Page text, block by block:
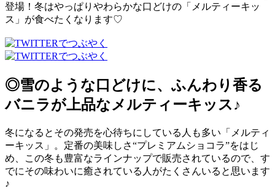
登場！冬はやっぱりやわらかな口どけの「メルティーキッ
ス」が食べたくなります♡
◎雪のような口どけに、ふんわり香る
バニラが上品なメルティーキッス♪
冬になるとその発売を心待ちにしている人も多い「メルティ
ーキッス」。定番の美味しさ“プレミアムショコラ”をはじ
め、この冬も豊富なラインナップで販売されているので、す
でにその味わいに癒されている人がたくさんいると思います
♪